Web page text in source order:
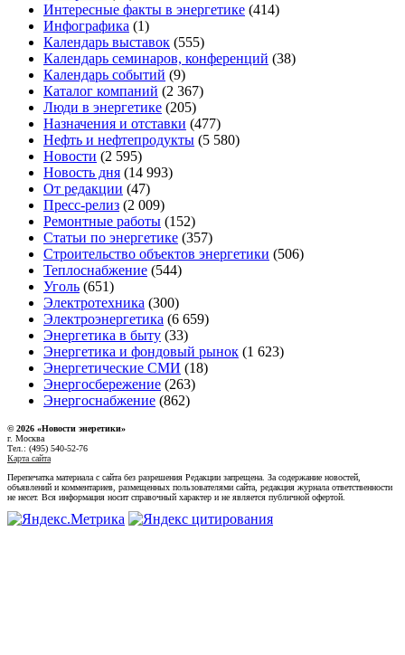
Интересные факты в энергетике (414)
Инфографика (1)
Календарь выставок (555)
Календарь семинаров, конференций (38)
Календарь событий (9)
Каталог компаний (2 367)
Люди в энергетике (205)
Назначения и отставки (477)
Нефть и нефтепродукты (5 580)
Новости (2 595)
Новость дня (14 993)
От редакции (47)
Пресс-релиз (2 009)
Ремонтные работы (152)
Статьи по энергетике (357)
Строительство объектов энергетики (506)
Теплоснабжение (544)
Уголь (651)
Электротехника (300)
Электроэнергетика (6 659)
Энергетика в быту (33)
Энергетика и фондовый рынок (1 623)
Энергетические СМИ (18)
Энергосбережение (263)
Энергоснабжение (862)
© 2026 «Новости энеретики»
г. Москва
Тел.: (495) 540-52-76
Карта сайта
Перепечатка материала с сайта без разрешения Редакции запрещена. За содержание новостей,
объявлений и комментариев, размещенных пользователями сайта, редакция журнала ответственности
не несет. Вся информация носит справочный характер и не является публичной офертой.